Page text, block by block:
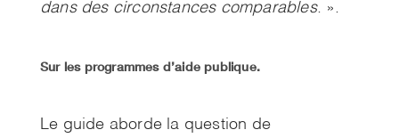
dans des circonstances comparables. ».
Sur les programmes d’aide publique.
Le guide aborde la question de